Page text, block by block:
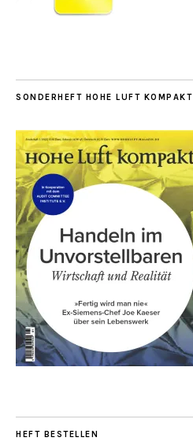
SONDERHEFT HOHE LUFT KOMPAKT
HEFT BESTELLEN